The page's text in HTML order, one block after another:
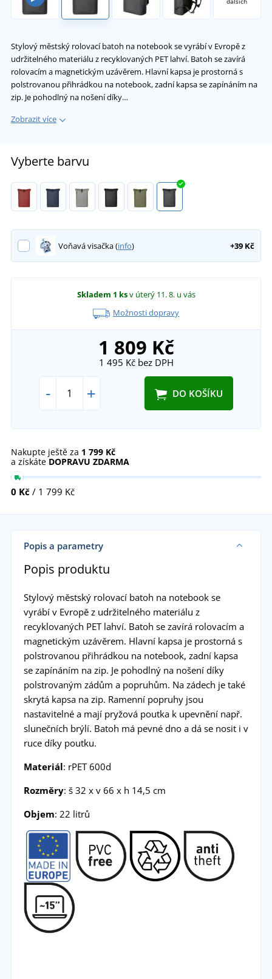
Stylový městský rolovací batoh na notebook se vyrábí v Evropě z
udržitelného materiálu z recyklovaných PET lahví. Batoh se zavírá
rolovacím a magnetickým uzávěrem. Hlavní kapsa je prostorná s
polstrovanou přihrádkou na notebook, zadní kapsa se zapínáním na
zip. Je pohodlný na nošení díky…
Zobrazit více
Vyberte barvu
Voňavá visačka (info) +39 Kč
Skladem 1 ksv úterý 11. 8. u vás
Možnosti dopravy
1 809 Kč
1 495 Kčbez DPH
- + DO KOŠÍKU
Nakupte ještě za 1 799 Kč
a získáte DOPRAVU ZDARMA
0 Kč / 1 799 Kč
Popis a parametry
Popis produktu
Stylový městský rolovací batoh na notebook se
vyrábí v Evropě z udržitelného materiálu z
recyklovaných PET lahví. Batoh se zavírá rolovacím a
magnetickým uzávěrem. Hlavní kapsa je prostorná s
polstrovanou přihrádkou na notebook, zadní kapsa
se zapínáním na zip. Je pohodlný na nošení díky
polstrovaným zádům a popruhům. Na zádech je také
skrytá kapsa na zip. Ramenní popruhy jsou
nastavitelné a mají pryžová poutka k upevnění např.
slunečních brýlí. Batoh má pevné dno a dá se nosit i v
ruce díky poutku.
Materiál: rPET 600d
Rozměry: š 32 x v 66 x h 14,5 cm
Objem: 22 litrů